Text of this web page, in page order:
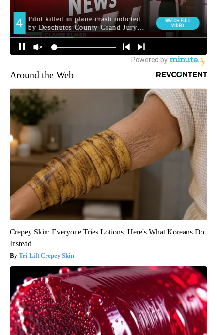
Around the Web
Crepey Skin: Everyone Tries Lotions. Here's What Koreans Do
Instead
Tri Lift Crepey Skin